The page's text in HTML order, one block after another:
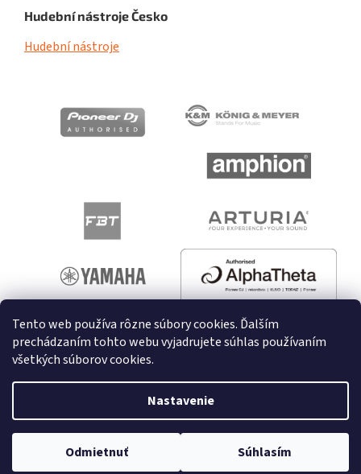
Tento web používa rôzne súbory cookies. Ďalším
prechádzaním tohto webu vyjadrujete súhlas používaním
všetkých súborov cookies.
Nastavenie
Odmietnuť Súhlasím
Hudební nástroje Česko
Hudební nástroje
Vytvoril Shoptet
Copyright 2026melodyshop.sk. Všetky práva vyhradené.
Upraviť nastavenie cookies